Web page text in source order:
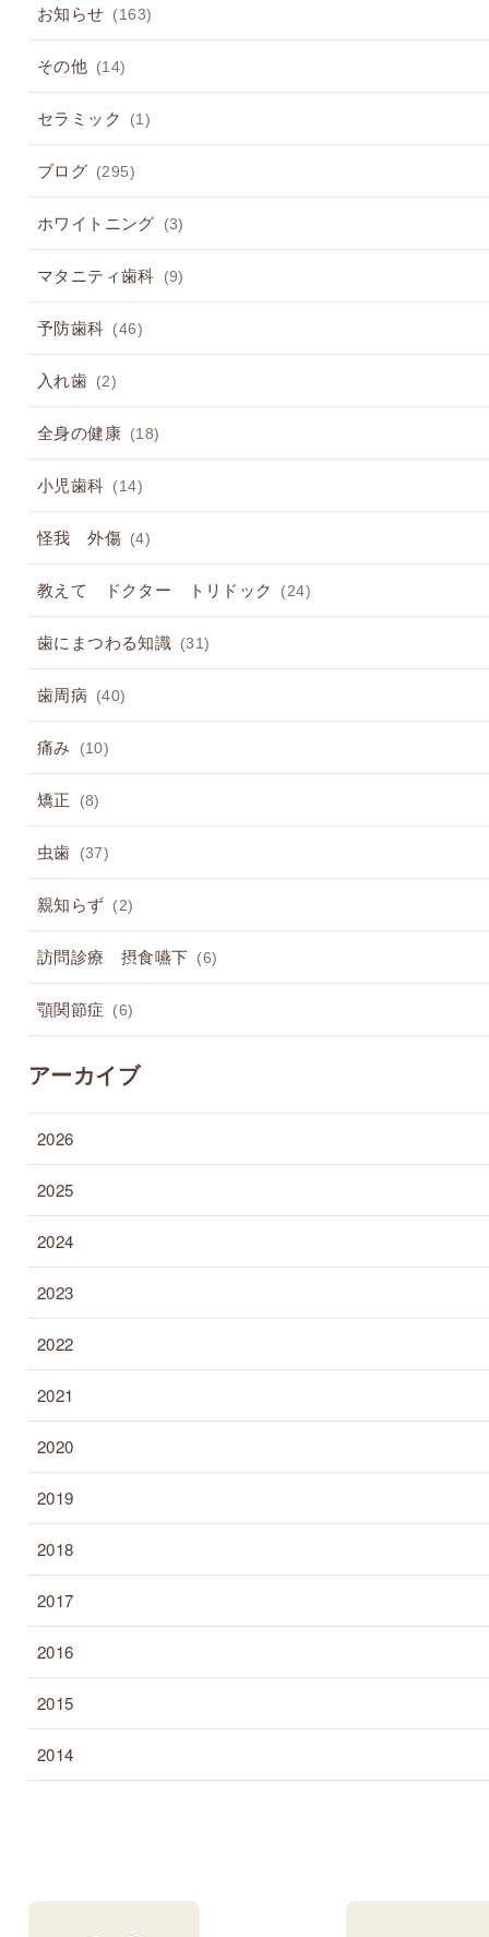
お知らせ (163)
その他 (14)
セラミック (1)
ブログ (295)
ホワイトニング (3)
マタニティ歯科 (9)
予防歯科 (46)
入れ歯 (2)
全身の健康 (18)
小児歯科 (14)
怪我 外傷 (4)
教えて ドクター トリドック (24)
歯にまつわる知識 (31)
歯周病 (40)
痛み (10)
矯正 (8)
虫歯 (37)
親知らず (2)
訪問診療 摂食嚥下 (6)
顎関節症 (6)
アーカイブ
2026
2025
2024
2023
2022
2021
2020
2019
2018
2017
2016
2015
2014